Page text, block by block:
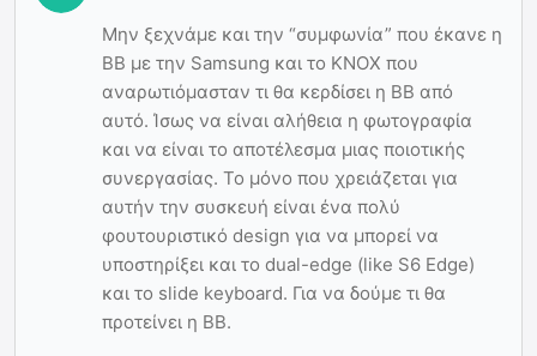
Μην ξεχνάμε και την “συμφωνία” που έκανε η
ΒΒ με την Samsung και το KNOX που
αναρωτιόμασταν τι θα κερδίσει η ΒΒ από
αυτό. Ίσως να είναι αλήθεια η φωτογραφία
και να είναι το αποτέλεσμα μιας ποιοτικής
συνεργασίας. Το μόνο που χρειάζεται για
αυτήν την συσκευή είναι ένα πολύ
φουτουριστικό design για να μπορεί να
υποστηρίξει και το dual-edge (like S6 Edge)
και το slide keyboard. Για να δούμε τι θα
προτείνει η BB.